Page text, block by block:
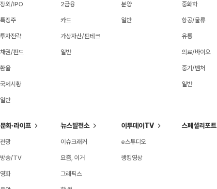
장외/IPO
특징주
투자전략
채권/펀드
환율
국제시황
일반
2금융
카드
가상자산/핀테크
일반
분양
일반
중화학
항공/물류
유통
의료/바이오
중기/벤처
일반
문화·라이프
관광
방송/TV
영화
뉴스발전소
이슈크래커
요즘, 이거
그래픽스
이투데이TV
e스튜디오
랭킹영상
스페셜리포트